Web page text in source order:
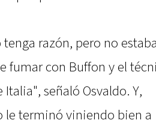
razón, pero no estaba
fumar con Buffon y el
señaló Osvaldo. Y,
le terminó viniendo bien a